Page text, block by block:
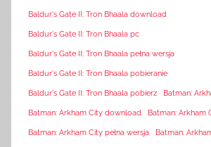
Baldur's Gate II: Tron Bhaala download
Baldur's Gate II: Tron Bhaala pc
Baldur's Gate II: Tron Bhaala pełna wersja
Baldur's Gate II: Tron Bhaala pobieranie
Baldur's Gate II: Tron Bhaala pobierz Batman:
Batman: Arkham City download Batman: Arkham
Batman: Arkham City pełna wersja Batman: